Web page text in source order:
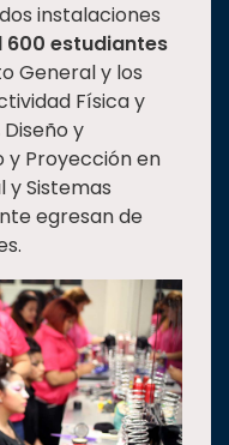
instalaciones
600 estudiantes
General y los
Física y
y
y Proyección en
y Sistemas
egresan de